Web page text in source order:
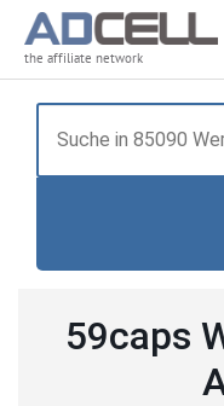
the affiliate network
59caps